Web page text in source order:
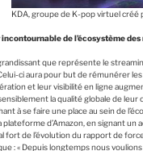
KDA, groupe de K-pop virtuel créé
de l’écosystème
que représente le
ci aura pour but de rémunérer
et leur visibilité en ligne
la qualité globale de
à se faire une place au sein de
d’Amazon, en signant
fort de l’évolution du rapport de
: « Depuis longtemps nous